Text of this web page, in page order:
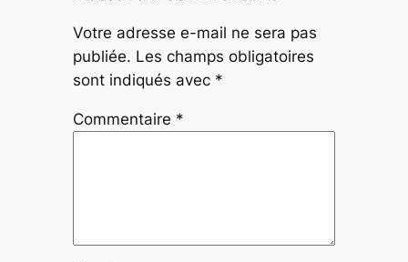
Votre adresse e-mail ne sera pas
publiée. Les champs obligatoires
sont indiqués avec *
Commentaire *